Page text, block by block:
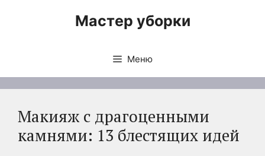
Мастер уборки
Меню
Макияж с драгоценными
камнями: 13 блестящих идей